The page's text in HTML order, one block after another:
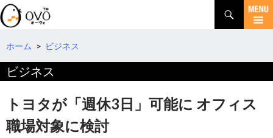
検
索
コ
テ
へ
ホーム > ビジネス
ビジネス
トヨタが「週休3日」可能に オフィス
職場対象に検討